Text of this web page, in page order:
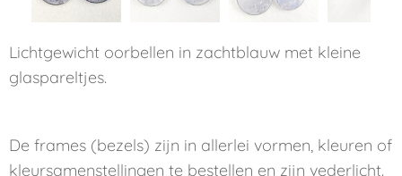
Lichtgewicht oorbellen in zachtblauw met kleine
glaspareltjes.
De frames (bezels) zijn in allerlei vormen, kleuren of
kleursamenstellingen te bestellen en zijn vederlicht.